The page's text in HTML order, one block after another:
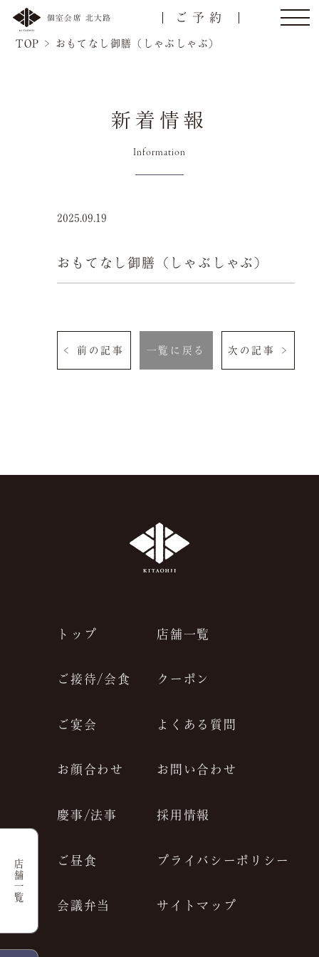
個室会席 北大路 ご予約
名様
ご接待/会食
お顔合わせ
慶事/法事
よくある質問 お問い合わせ
ー
サイトマップ
TOP > おもてなし御膳（しゃぶしゃぶ）
新着情報
Information
2025.09.19
おもてなし御膳（しゃぶしゃぶ）
< 前の記事 一覧に戻る 次の記事 >
店舗一覧
トップ
ご接待/会食
ご宴会
お顔合わせ
慶事/法事
ご昼食
会議弁当
店舗一覧
クーポン
よくある質問
お問い合わせ
採用情報
プライバシーポリシー
サイトマップ